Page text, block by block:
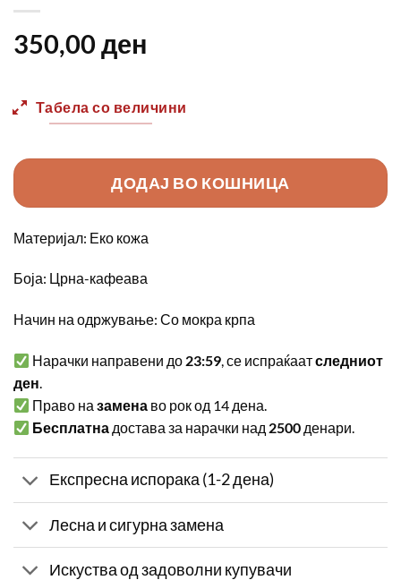
350,00 ден
Табела со величини
ДОДАЈ ВО КОШНИЦА
Материјал: Еко кожа
Боја: Црна-кафеава
Начин на одржување: Со мокра крпа
Нарачки направени до 23:59, се испраќаатследниот
ден.
Право назамена во рок од 14 дена.
Бесплатна достава за нарачки над 2500 денари.
Експресна испорака (1-2 дена)
Лесна и сигурна замена
Искуства од задоволни купувачи